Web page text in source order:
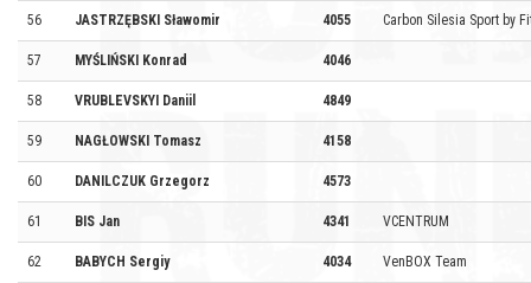
56 JASTRZĘBSKI Sławomir 4055 Carbon Silesia Sport by
57 MYŚLIŃSKI Konrad 4046
58 VRUBLEVSKYI Daniil 4849
59 NAGŁOWSKI Tomasz 4158
60 DANILCZUK Grzegorz 4573
61 BIS Jan 4341 VCENTRUM
62 BABYCH Sergiy 4034 VenBOX Team